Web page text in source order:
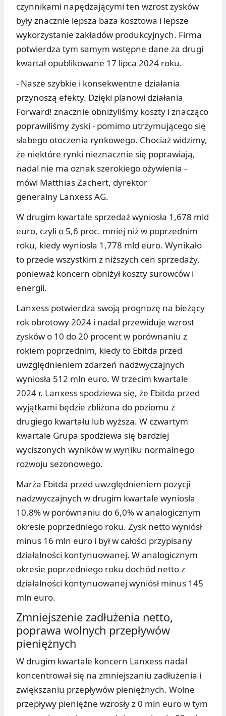
czynnikami napędzającymi ten wzrost zysków
były znacznie lepsza baza kosztowa i lepsze
wykorzystanie zakładów produkcyjnych. Firma
potwierdza tym samym wstępne dane za drugi
kwartał opublikowane 17 lipca 2024 roku.
- Nasze szybkie i konsekwentne działania
przynoszą efekty. Dzięki planowi działania
Forward! znacznie obniżyliśmy koszty i znacząco
poprawiliśmy zyski - pomimo utrzymującego się
słabego otoczenia rynkowego. Chociaż widzimy,
że niektóre rynki nieznacznie się poprawiają,
nadal nie ma oznak szerokiego ożywienia -
mówi Matthias Zachert, dyrektor
generalny Lanxess AG.
W drugim kwartale sprzedaż wyniosła 1,678 mld
euro, czyli o 5,6 proc. mniej niż w poprzednim
roku, kiedy wyniosła 1,778 mld euro. Wynikało
to przede wszystkim z niższych cen sprzedaży,
ponieważ koncern obniżył koszty surowców i
energii.
Lanxess potwierdza swoją prognozę na bieżący
rok obrotowy 2024 i nadal przewiduje wzrost
zysków o 10 do 20 procent w porównaniu z
rokiem poprzednim, kiedy to Ebitda przed
uwzględnieniem zdarzeń nadzwyczajnych
wyniosła 512 mln euro. W trzecim kwartale
2024 r. Lanxess spodziewa się, że Ebitda przed
wyjątkami będzie zbliżona do poziomu z
drugiego kwartału lub wyższa. W czwartym
kwartale Grupa spodziewa się bardziej
wyciszonych wyników w wyniku normalnego
rozwoju sezonowego.
Marża Ebitda przed uwzględnieniem pozycji
nadzwyczajnych w drugim kwartale wyniosła
10,8% w porównaniu do 6,0% w analogicznym
okresie poprzedniego roku. Zysk netto wyniósł
minus 16 mln euro i był w całości przypisany
działalności kontynuowanej. W analogicznym
okresie poprzedniego roku dochód netto z
działalności kontynuowanej wyniósł minus 145
mln euro.
Zmniejszenie zadłużenia netto,
poprawa wolnych przepływów
pieniężnych
W drugim kwartale koncern Lanxess nadal
koncentrował się na zmniejszaniu zadłużenia i
zwiększaniu przepływów pieniężnych. Wolne
przepływy pieniężne wzrosły z 0 mln euro w tym